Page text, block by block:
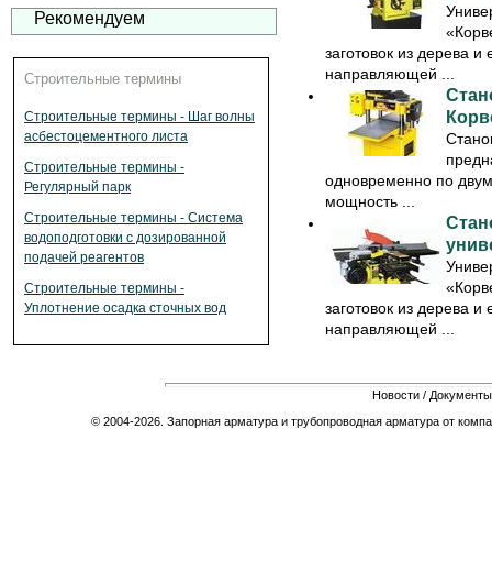
Рекомендуем
Строительные термины
Строительные термины - Шаг волны
асбестоцементного листа
Строительные термины -
Регулярный парк
Строительные термины - Система
водоподготовки с дозированной
подачей реагентов
Строительные термины -
Уплотнение осадка сточных вод
заготовок из дерева и
направляющей ...
одновременно по
мощность ...
заготовок из дерева и
направляющей ...
Новости / Документы
© 2004-2026. Запорная арматура и трубопроводная арматура от